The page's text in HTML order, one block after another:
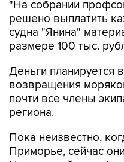
судна "Янина"
размере 100 тыс.
Деньги планируется
почти все члены
региона.
Пока неизвестно,
Новороссийске,
документы.